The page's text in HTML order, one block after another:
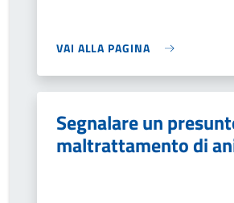
VAI ALLA PAGINA
Segnalare un
maltrattamento di